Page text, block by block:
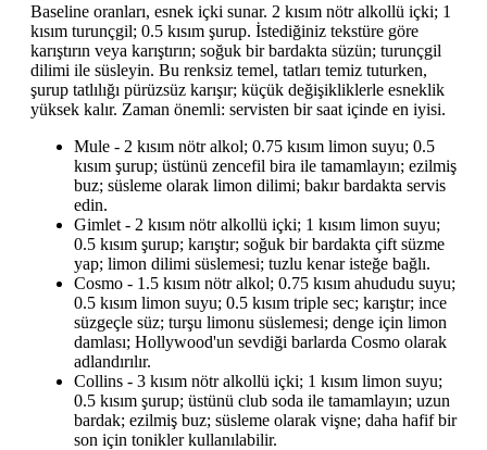
Baseline oranları, esnek içki sunar. 2 kısım nötr alkollü içki; 1
kısım turunçgil; 0.5 kısım şurup. İstediğiniz tekstüre göre
karıştırın veya karıştırın; soğuk bir bardakta süzün; turunçgil
dilimi ile süsleyin. Bu renksiz temel, tatları temiz tuturken,
şurup tatlılığı pürüzsüz karışır; küçük değişikliklerle esneklik
yüksek kalır. Zaman önemli: servisten bir saat içinde en iyisi.
Mule - 2 kısım nötr alkol; 0.75 kısım limon suyu; 0.5
kısım şurup; üstünü zencefil bira ile tamamlayın; ezilmiş
buz; süsleme olarak limon dilimi; bakır bardakta servis
edin.
Gimlet - 2 kısım nötr alkollü içki; 1 kısım limon suyu;
0.5 kısım şurup; karıştır; soğuk bir bardakta çift süzme
yap; limon dilimi süslemesi; tuzlu kenar isteğe bağlı.
Cosmo - 1.5 kısım nötr alkol; 0.75 kısım ahududu suyu;
0.5 kısım limon suyu; 0.5 kısım triple sec; karıştır; ince
süzgeçle süz; turşu limonu süslemesi; denge için limon
damlası; Hollywood'un sevdiği barlarda Cosmo olarak
adlandırılır.
Collins - 3 kısım nötr alkollü içki; 1 kısım limon suyu;
0.5 kısım şurup; üstünü club soda ile tamamlayın; uzun
bardak; ezilmiş buz; süsleme olarak vişne; daha hafif bir
son için tonikler kullanılabilir.